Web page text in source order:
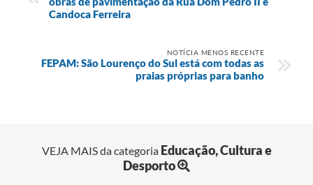
Candoca Ferreira
NOTÍCIA MENOS RECENTE
FEPAM: São Lourenço do Sul está com todas as
praias próprias para banho
VEJA MAIS da categoria Educação, Cultura e
Desporto